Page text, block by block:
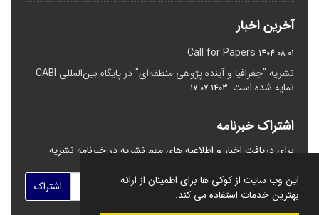
این وب سایت از کوکی ها برای اطمینان از ارائه
بهترین خدمات استفاده می کند.
آخرین اخبار
Call for Papers 1404-08-01
نشریه "جغرافیا و آینده پژوهی منطقه‌ای" در پایگاه بین‌المللی CABI
نمایه شده است. 1403-07-17
اشتراک خبرنامه
برای دریافت اخبار و اطلاعیه های مهم نشریه در خبرنامه نشریه
اشتراک